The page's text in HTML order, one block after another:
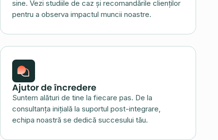
sine. Vezi studiile de caz și recomandările clienților
pentru a observa impactul muncii noastre.
Ajutor de încredere
Suntem alături de tine la fiecare pas. De la
consultanța inițială la suportul post-integrare,
echipa noastră se dedică succesului tău.